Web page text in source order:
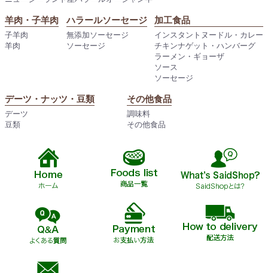
羊肉・子羊肉
子羊肉
羊肉
ハラールソーセージ
無添加ソーセージ
ソーセージ
加工食品
インスタントヌードル・カレー
チキンナゲット・ハンバーグ
ラーメン・ギョーザ
ソース
ソーセージ
デーツ・ナッツ・豆類
デーツ
豆類
その他食品
調味料
その他食品